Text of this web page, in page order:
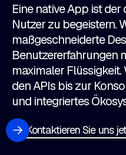
Eine native App ist
Nutzer zu begeistern.
maßgeschneiderte
Benutzererfahrungen
maximaler
den APIs bis zur
und integriertes
Kontaktieren Sie uns